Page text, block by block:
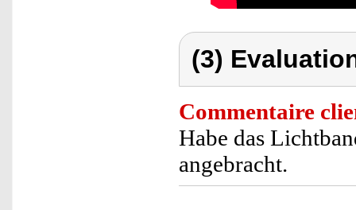
(3)
Commentaire
Habe das
angebracht.